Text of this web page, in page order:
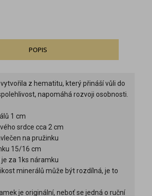
POPIS
z hematitu, který přináší vůli do
napomáhá rozvoji osobnosti.
1 cm
srdce cca 2 cm
na pružinku
15/16 cm
za 1ks náramku
minerálů může být rozdílná, je to
je originální, neboť se jedná o ruční